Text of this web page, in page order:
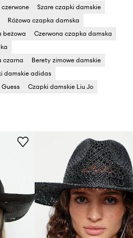
Szare czapki damskie
Różowa czapka damska
beżowa
Czerwona czapka damska
czarna
Berety zimowe damskie
damskie adidas
Czapki damskie Liu Jo